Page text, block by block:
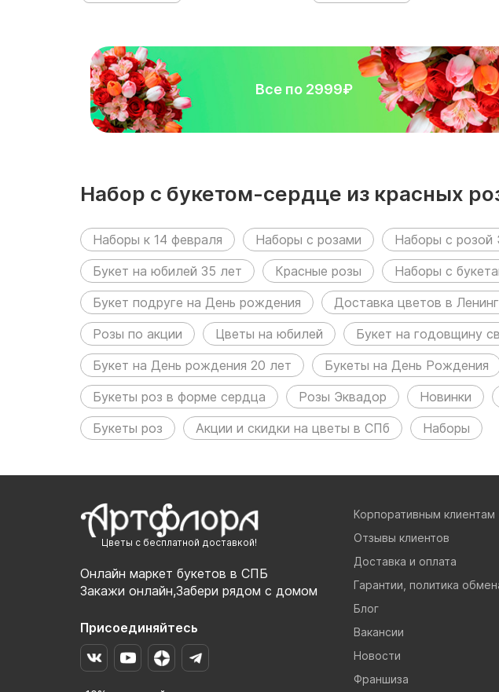
Все по 2999₽
Набор с букетом-сердце из красных
разделах:
Наборы к 14 февраля Наборы с розами Наборы с розой
Букет на юбилей 35 лет
Красные розы Наборы с
Букет подруге на День рождения
Доставка цветов в
Розы по акции
Цветы на юбилей Букет на годовщину
Букет на День рождения 20 лет
Букеты на День Рождения
Букеты роз в форме сердца
Розы Эквадор Новинки
Букеты роз
Акции и скидки на цветы в СПб Наборы
Цветы с бесплатной доставкой!
Онлайн маркет букетов в СПБ
Закажи онлайн,Забери рядом с домом
Присоединяйтесь
Корпоративным клиентам
Отзывы клиентов
Доставка и оплата
Гарантии, политика
Блог
Вакансии
Новости
Франшиза